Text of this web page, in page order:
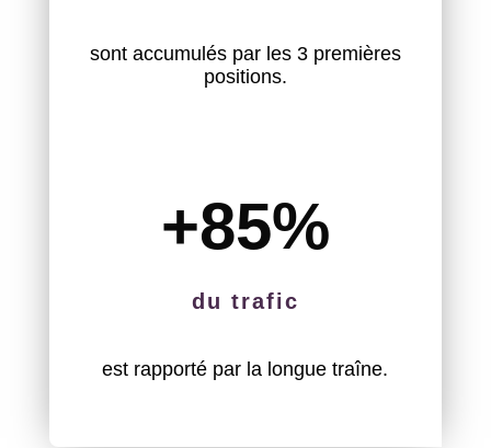
sont accumulés par les 3 premières
positions.
+85%
du trafic
est rapporté par la longue traîne.